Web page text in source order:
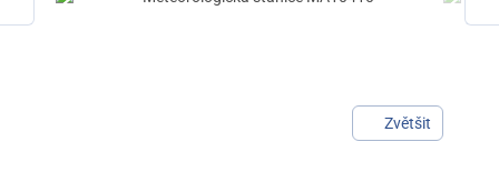
Zvětšit